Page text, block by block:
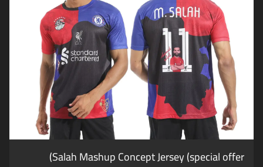
Salah Mashup Concept Jersey (special offer)